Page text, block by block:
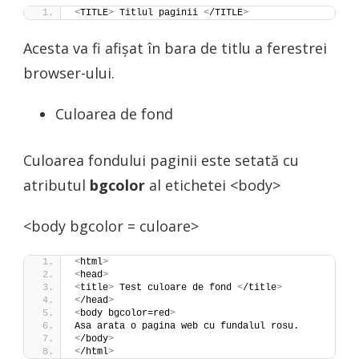
<TITLE> Titlul paginii </TITLE>
Acesta va fi afișat în bara de titlu a ferestrei
browser-ului.
Culoarea de fond
Culoarea fondului paginii este setată cu
atributul bgcolor al etichetei <body>
<body bgcolor = culoare>
<html>
<head>
<title> Test culoare de fond </title>
</head>
<body bgcolor=red>
Asa arata o pagina web cu fundalul rosu.
</body>
</html>